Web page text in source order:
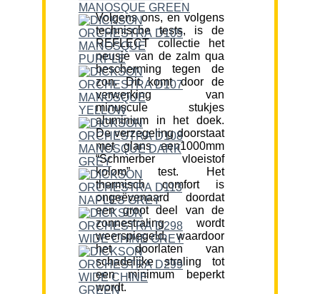
Volgens ons, en volgens
technische tests, is de
REFLECT collectie het
neusje van de zalm qua
bescherming tegen de
zon. Dit komt door de
verwerking van
minuscule stukjes
aluminium in het doek.
De verzegeling doorstaat
met glans een1000mm
“Schmerber vloeistof
kolom” test. Het
thermisch comfort is
ongeëvenaard doordat
een groot deel van de
zonnestraling wordt
weerspiegeld, waardoor
het doorlaten van
schadelijke straling tot
een minimum beperkt
wordt.